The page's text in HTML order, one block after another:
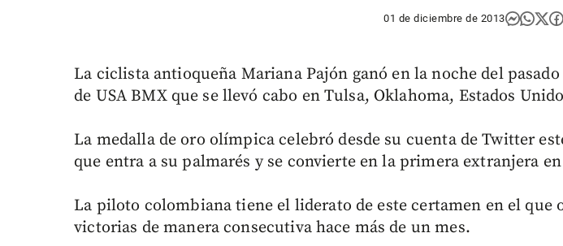
01 de diciembre de 2013
La ciclista antioqueña Mariana Pajón ganó en la noche del
de USA BMX que se llevó cabo en Tulsa, Oklahoma, Estados
La medalla de oro olímpica celebró desde su cuenta de Twitter
que entra a su palmarés y se convierte en la primera extranjera
La piloto colombiana tiene el liderato de este certamen en el que
victorias de manera consecutiva hace más de un mes.